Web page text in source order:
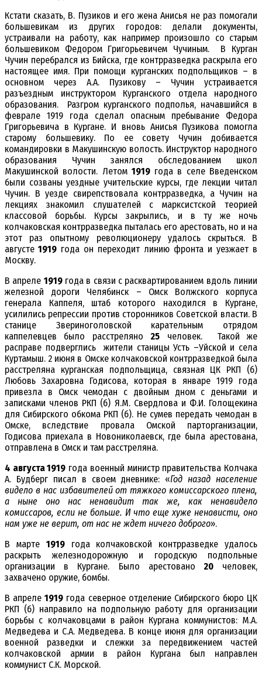
Кстати сказать, В. Пузиков и его жена Анисья не раз помогали
большевикам из других городов: делали документы,
устраивали на работу, как например произошло со старым
большевиком Федором Григорьевичем Чучиным. В Курган
Чучин перебрался из Бийска, где контрразведка раскрыла его
настоящее имя. При помощи курганских подпольщиков – в
основном через А.А. Пузикову – Чучин устраивается
разъездным инструктором Курганского отдела народного
образования. Разгром курганского подполья, начавшийся в
феврале 1919 года сделал опасным пребывание Федора
Григорьевича в Кургане. И вновь Анисья Пузикова помогла
старому большевику. По ее совету Чучин добивается
командировки в Макушинскую волость. Инструктор народного
образования Чучин занялся обследованием школ
Макушинской волости. Летом 1919года в селе Введенском
были созваны уездные учительские курсы, где лекции читал
Чучин. В уезде свирепствовала контрразведка, а Чучин на
лекциях знакомил слушателей с марксистской теорией
классовой борьбы. Курсы закрылись, и в ту же ночь
колчаковская контрразведка пыталась его арестовать, но и на
этот раз опытному революционеру удалось скрыться. В
августе 1919 года он переходит линию фронта и уезжает в
Москву.
В апреле 1919года в связи с расквартированием вдоль линии
железной дороги Челябинск – Омск Волжского корпуса
генерала Каппеля, штаб которого находился в Кургане,
усилились репрессии против сторонников Советской власти. В
станице Звериноголовской карательным отрядом
каппелевцев было расстреляно25 человек. Такой же
расправе подверглись жители станицы Усть –Уйской и села
Куртамыш. 2 июня в Омске колчаковской контрразведкой была
расстреляна курганская подпольщица, связная ЦК РКП (б)
Любовь Захаровна Годисова, которая в январе 1919 года
привезла в Омск чемодан с двойным дном с деньгами и
записками членов РКП (б) Я.М. Свердлова и Ф.И. Голощекина
для Сибирского обкома РКП (б). Не сумев передать чемодан в
Омске, вследствие провала Омской парторганизации,
Годисова приехала в Новониколаевск, где была арестована,
отправлена в Омск и там расстреляна.
4 августа 1919 года военный министр правительства Колчака
А. Будберг писал в своем дневнике: «Год назад население
видело в нас избавителей от тяжкого комиссарского плена,
а ныне оно нас ненавидит так же, как ненавидело
комиссаров, если не больше. И что еще хуже ненависти, оно
нам уже не верит, от нас не ждет ничего доброго».
В марте 1919года колчаковской контрразведке удалось
раскрыть железнодорожную и городскую подпольные
организации в Кургане. Было арестовано 20человек,
захвачено оружие, бомбы.
В апреле1919 года северное отделение Сибирского бюро ЦК
РКП (б) направило на подпольную работу для организации
борьбы с колчаковцами в район Кургана коммунистов: М.А.
Медведева и С.А. Медведева. В конце июня для организации
военной разведки и слежки за передвижением частей
колчаковской армии в район Кургана был направлен
коммунист С.К. Морской.